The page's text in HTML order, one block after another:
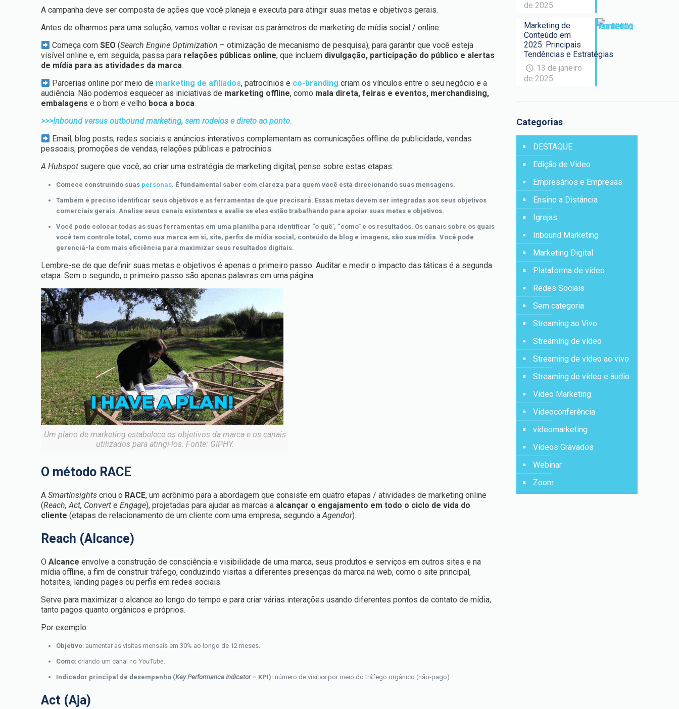
A campanha deve ser composta de ações que você planeja e executa para atingir suas metas e objetivos gerais.
Antes de olharmos para uma solução, vamos voltar e revisar os parâmetros de marketing de mídia social / online:
Começa comSEO (Search Engine Optimization – otimização de mecanismo de pesquisa), para garantir que você esteja
visível online e, em seguida, passa para relações públicas online, que incluem divulgação, participação do público e alertas
de mídia para as atividades da marca.
Parcerias online por meio de marketing de afiliados, patrocínios e co-branding criam os vínculos entre o seu negócio e a
audiência. Não podemos esquecer as iniciativas de marketing offline, como mala direta, feiras e eventos, merchandising,
embalagense o bom e velho boca a boca.
>>>Inbound versus outbound marketing, sem rodeios e direto ao ponto.
Email, blog posts, redes sociais e anúncios interativos complementam as comunicações offline de publicidade, vendas
pessoais, promoções de vendas, relações públicas e patrocínios.
A Hubspot sugere que você, ao criar uma estratégia de marketing digital, pense sobre estas etapas:
Comece construindo suas personas. É fundamental saber com clareza para quem você está direcionando suas mensagens.
Também é preciso identificar seus objetivos e as ferramentas de que precisará. Essas metas devem ser integradas aos seus objetivos
comerciais gerais. Analise seus canais existentes e avalie se eles estão trabalhando para apoiar suas metas e objetivos.
Você pode colocar todas as suas ferramentas em uma planilha para identificar “o quê’, “como” e os resultados. Os canais sobre os quais
você tem controle total, como sua marca em si, site, perfis de mídia social, conteúdo de blog e imagens, são sua mídia. Você pode
gerenciá-la com mais eficiência para maximizar seus resultados digitais.
Lembre-se de que definir suas metas e objetivos é apenas o primeiro passo. Auditar e medir o impacto das táticas é a segunda
etapa. Sem o segundo, o primeiro passo são apenas palavras em uma página.
Um plano de marketing estabelece os objetivos da marca e os canais
utilizados para atingi-los. Fonte: GIPHY.
O método RACE
ASmartInsights criou o RACE, um acrônimo para a abordagem que consiste em quatro etapas / atividades de marketing online
(Reach, Act, Converte Engage), projetadas para ajudar as marcas a alcançar o engajamento em todo o ciclo de vida do
cliente(etapas de relacionamento de um cliente com uma empresa, segundo aAgendor).
Reach (Alcance)
OAlcance envolve a construção de consciência e visibilidade de uma marca, seus produtos e serviços em outros sites e na
mídia offline, a fim de construir tráfego, conduzindo visitas a diferentes presenças da marca na web, como o site principal,
hotsites, landing pages ou perfis em redes sociais.
Serve para maximizar o alcance ao longo do tempo e para criar várias interações usando diferentes pontos de contato de mídia,
tanto pagos quanto orgânicos e próprios.
Por exemplo:
Objetivo: aumentar as visitas mensais em 30% ao longo de 12 meses.
Como: criando um canal no YouTube.
Indicador principal de desempenho (Key Performance Indicator– KPI): número de visitas por meio do tráfego orgânico (não-pago).
Act (Aja)
de 2025
Marketing de
Conteúdo em
2025: Principais
Tendências e Estratégias
13 de janeiro
de 2025
Categorias
DESTAQUE
Edição de Vídeo
Empresários e Empresas
Ensino a Distância
Igrejas
Inbound Marketing
Marketing Digital
Plataforma de vídeo
Redes Sociais
Sem categoria
Streaming ao Vivo
Streaming de vídeo
Streaming de vídeo ao vivo
Streaming de vídeo e áudio
Video Marketing
Videoconferência
videomarketing
Vídeos Gravados
Webinar
Zoom